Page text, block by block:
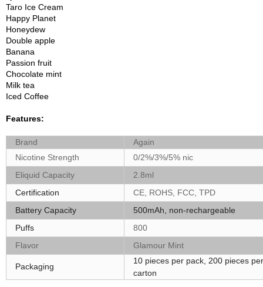
Taro Ice Cream
Happy Planet
Honeydew
Double apple
Banana
Passion fruit
Chocolate mint
Milk tea
Iced Coffee
Features:
Brand
Again
Nicotine Strength
0/2%/3%/5% nic
Eliquid Capacity
2.8ml
Certification
CE, ROHS, FCC, TPD
Battery Capacity
500mAh, non-rechargeable
Puffs
800
Flavor
Glamour Mint
Packaging
10 pieces per pack, 200 pieces per
carton